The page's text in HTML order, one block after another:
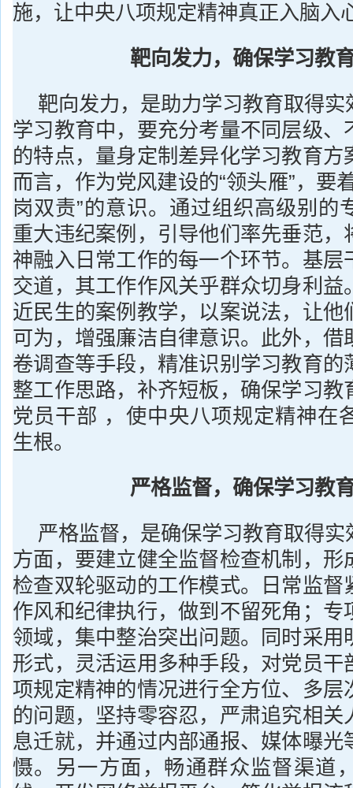
施，让中央八项规定精神真正入脑入
靶向发力，确保学习教
靶向发力，是助力学习教育取得
学习教育中，要充分考量不同层级、
的特点，量身定制差异化学习教育方
而言，作为党风建设的“领头雁”，要
岗双责”的意识。通过组织高级别的
重大违纪案例，引导他们率先垂范，
神融入日常工作的每一个环节。基层
交道，其工作作风关乎群众切身利益
近民生的案例教学，以案说法，让他
可为，增强廉洁自律意识。此外，借
卷调查等手段，精准识别学习教育的
整工作思路，补齐短板，确保学习教
党员干部 ，使中央八项规定精神在
生根。
严格监督，确保学习教
严格监督，是确保学习教育取得
方面，要建立健全监督检查机制，形
检查双轮驱动的工作模式。日常监督
作风和纪律执行，做到不留死角；专
领域，集中整治突出问题。同时采用
形式，灵活运用多种手段，对党员干
项规定精神的情况进行全方位、多层
的问题，坚持零容忍，严肃追究相关
息迁就，并通过内部通报、媒体曝光
慑。另一方面，畅通群众监督渠道